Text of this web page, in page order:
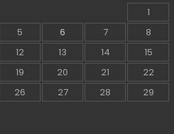
1
5 6 7
8
12 13 14
15
19 20 21
22
26 27 28
29